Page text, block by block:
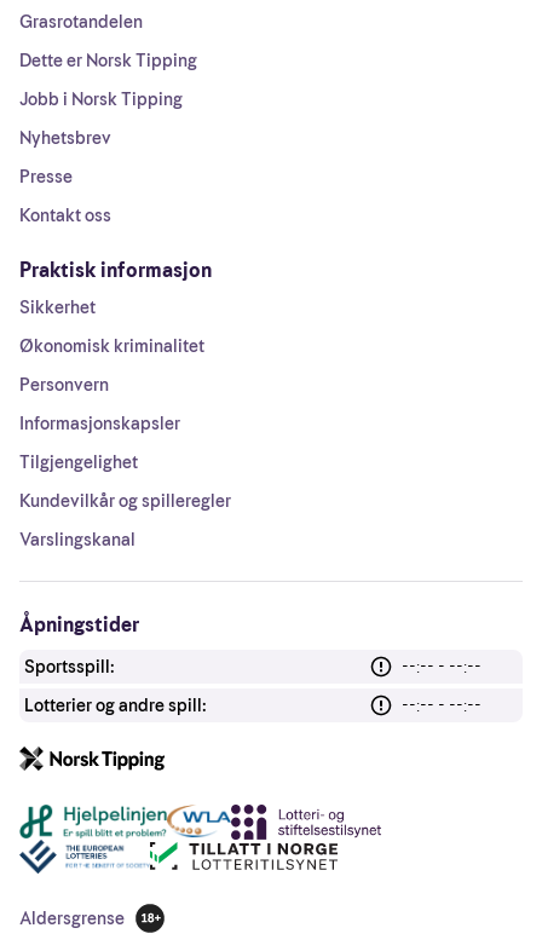
Grasrotandelen
Dette er Norsk Tipping
Jobb i Norsk Tipping
Nyhetsbrev
Presse
Kontakt oss
Praktisk informasjon
Sikkerhet
Økonomisk kriminalitet
Personvern
Informasjonskapsler
Tilgjengelighet
Kundevilkår og spilleregler
Varslingskanal
Åpningstider
Sportsspill:
--:-- - --:--
Lotterier og andre spill:
--:-- - --:--
Andre lenker
Aldersgrense
18 år